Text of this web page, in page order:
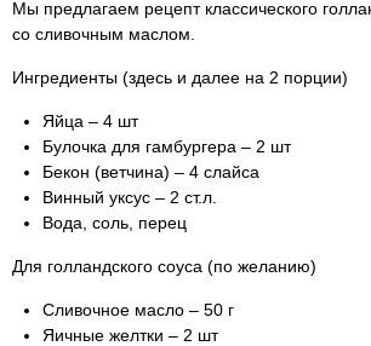
Мы предлагаем рецепт классического
со сливочным маслом.
Ингредиенты (здесь и далее на 2 порции)
Яйца – 4 шт
Булочка для гамбургера – 2 шт
Бекон (ветчина) – 4 слайса
Винный уксус – 2 ст.л.
Вода, соль, перец
Для голландского соуса (по желанию)
Сливочное масло – 50 г
Яичные желтки – 2 шт